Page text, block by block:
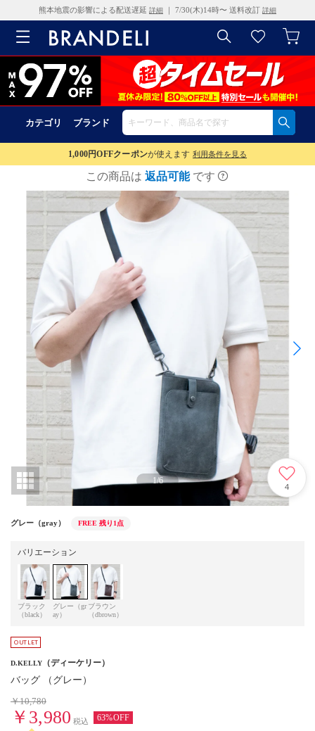
熊本地震の影響による配送遅延 詳細 ｜ 7/30(木)14時〜 送料改訂 詳細
カテゴリ ブランド
1,000円OFFクーポンが使えます 利用条件を見る
この商品は 返品可能 です
1/6
4
グレー（gray） FREE 残り1点
バリエーション
ブラック
（black）
グレー（gr
ay）
ブラウン
（dbrown）
D.KELLY （ディーケリー）
バッグ （グレー）
￥10,780
￥3,980 税込 63%OFF